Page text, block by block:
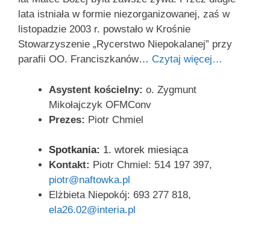
lata istniała w formie niezorganizowanej, zaś w
listopadzie 2003 r. powstało w Krośnie
Stowarzyszenie „Rycerstwo Niepokalanej” przy
parafii OO. Franciszkanów… Czytaj więcej…
Asystent kościelny: o. Zygmunt
Mikołajczyk OFMConv
Prezes: Piotr Chmiel
Spotkania: 1. wtorek miesiąca
Kontakt: Piotr Chmiel: 514 197 397,
piotr@naftowka.pl
Elżbieta Niepokój: 693 277 818,
ela26.02@interia.pl